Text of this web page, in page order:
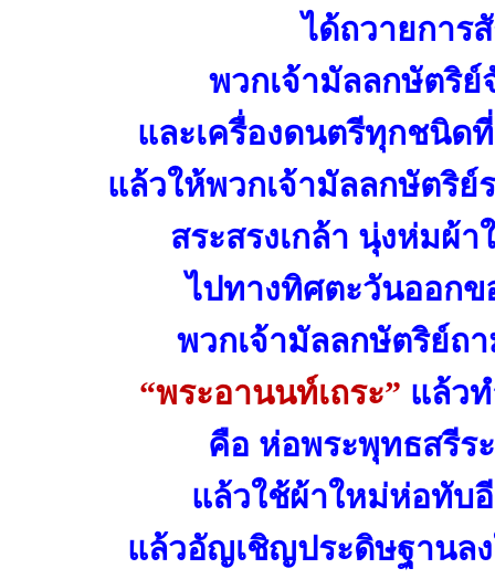
ได้ถวายการ
พวกเจ้ามัลลกษัตริ
และเครื่องดนตรีทุกชนิด
แล้วให้พวกเจ้ามัลลกษัตริ
สระสรงเกล้า นุ่งห่มผ้
ไปทางทิศตะวันออกข
พวกเจ้ามัลลกษัตริย์ถ
“พระอานนท์เถระ” แล้ว
คือ ห่อพระพุทธสรีร
แล้วใช้ผ้าใหม่ห่อทับ
แล้วอัญเชิญประดิษฐานล